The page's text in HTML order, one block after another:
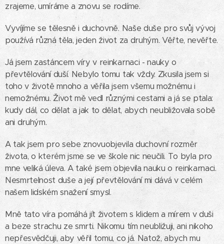
zrajeme, umíráme a znovu se rodíme.
Vyvíjíme se tělesně i duchovně. Naše duše pro svůj vývoj
používá různá těla, jeden život za druhým. Věřte, nevěřte.
Já jsem zastáncem víry v reinkarnaci - nauky o
převtělování duší. Nebylo tomu tak vždy. Zkusila jsem si
toho v životě mnoho a věřila jsem všemu možnému i
nemožnému. Život mě vedl různými cestami a já se ptala:
kudy dál, co dělat a jak to dělat, abych neubližovala sobě
ani druhým.
A tak jsem pro sebe znovuobjevila duchovní rozměr
života, o kterém jsme se ve škole nic neučili. To byla pro
mne veliká úleva. A také jsem objevila nauku o reinkarnaci.
Nesmrtelnost duše a její převtělování mi dává v celém
našem lidském snažení smysl.
Mně tato víra pomáhá jít životem s klidem a mírem v duši
a beze strachu ze smrti. Nikomu tím neubližuji, ani nikoho
nepřesvědčuji, aby věřil tomu, co já. Natož, abych mu